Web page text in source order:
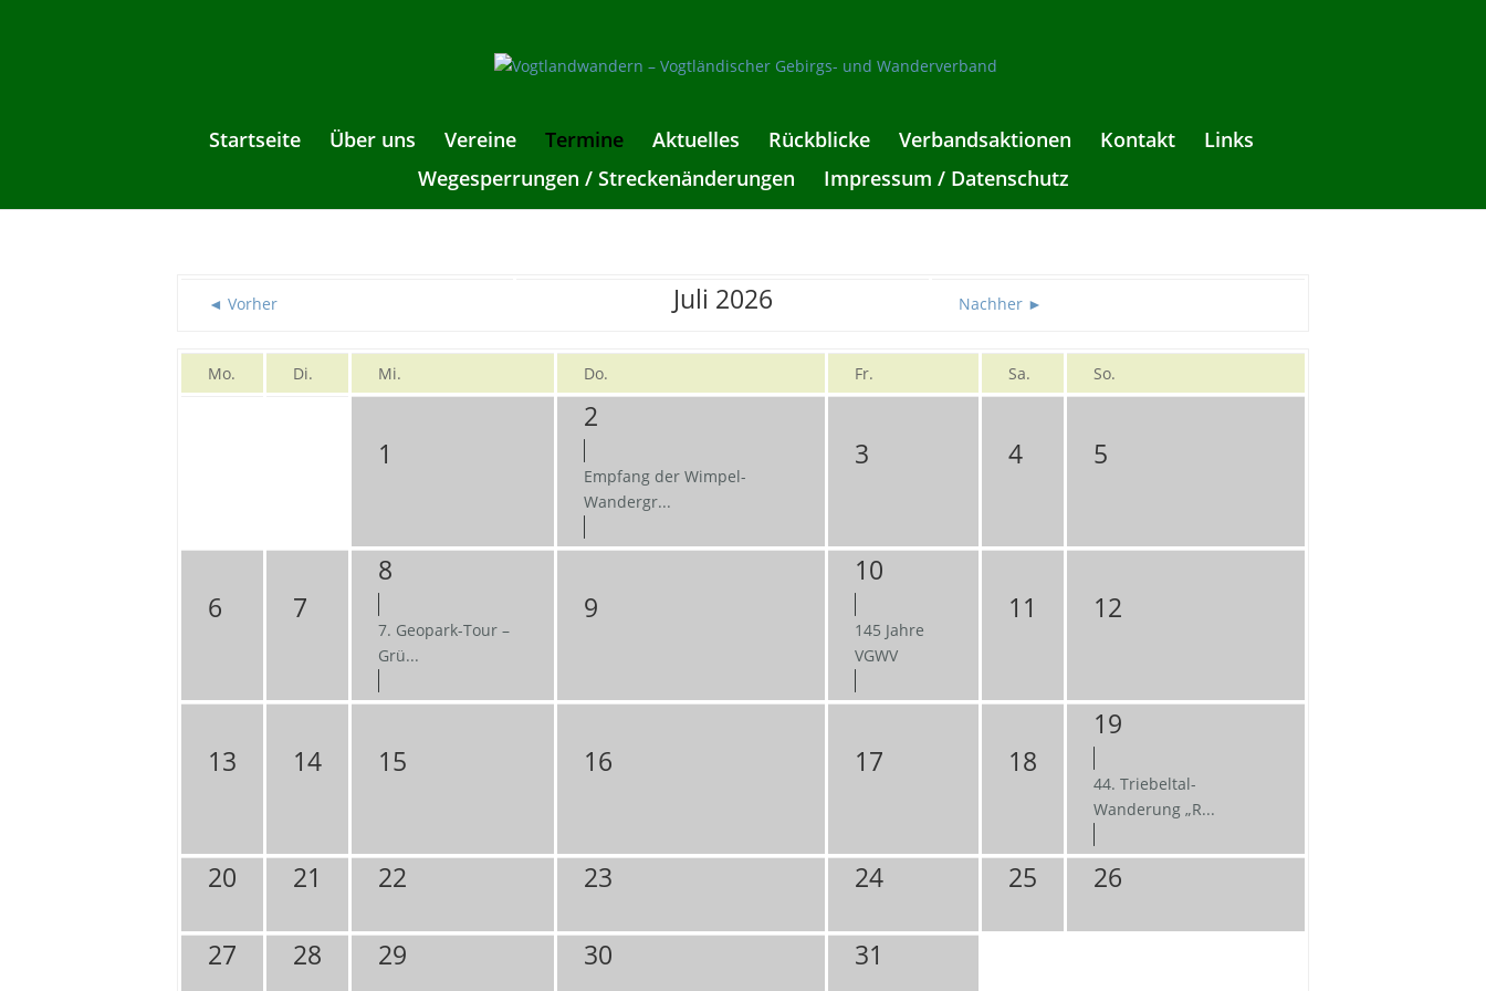
Startseite Über uns Vereine Termine Aktuelles Rückblicke Verbandsaktionen Kontakt
Links
Wegesperrungen / Streckenänderungen
Impressum / Datenschutz
◄ Vorher Juli 2026 Nachher ►
Mo. Di. Mi. Do. Fr. Sa. So.
1
2
Empfang der Wimpel-
Wandergr...
3 4 5
6 7
8
7. Geopark-Tour –
Grü...
9
10
145 Jahre
VGWV
11 12
13 14 15 16 17 18
19
44. Triebeltal-
Wanderung „R...
20 21 22 23 24 25 26
27 28 29 30 31